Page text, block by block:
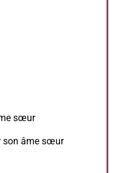
sœur
son âme sœur